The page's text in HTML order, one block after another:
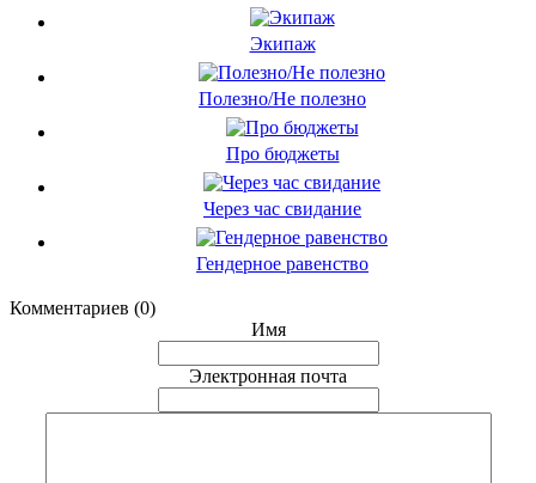
Экипаж
Полезно/Не полезно
Про бюджеты
Через час свидание
Гендерное равенство
Комментариев (0)
Имя
Электронная почта